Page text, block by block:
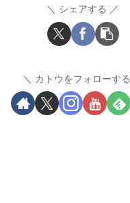
シェアする
カトウをフォローする